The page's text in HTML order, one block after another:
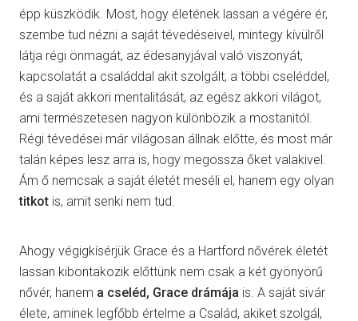
épp küszködik. Most, hogy életének lassan a végére ér,
szembe tud nézni a saját tévedéseivel, mintegy kívülről
látja régi önmagát, az édesanyjával való viszonyát,
kapcsolatát a családdal akit szolgált, a többi cseléddel,
és a saját akkori mentalitását, az egész akkori világot,
ami természetesen nagyon különbözik a mostanitól.
Régi tévedései már világosan állnak előtte, és most már
talán képes lesz arra is, hogy megossza őket valakivel.
Ám ő nemcsak a saját életét meséli el, hanem egy olyan
titkot is, amit senki nem tud.
Ahogy végigkísérjük Grace és a Hartford nővérek életét
lassan kibontakozik előttünk nem csak a két gyönyörű
nővér, hanem a cseléd, Grace drámája is. A saját sivár
élete, aminek legfőbb értelme a Család, akiket szolgál,